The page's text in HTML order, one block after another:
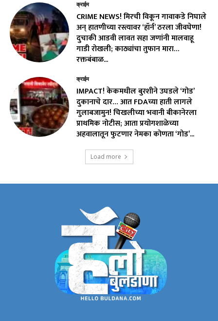
क्राईम
CRIME NEWS! मिरची विकून गावाकडे निघाले
अन् हातणीच्या रस्त्यावर ‘हॉर्न’ ठरला जीवघेणा!
दुचाकी आडवी लावत सहा जणांनी मालवाहू
गाडी रोखली; काठ्यांचा तुफान मारा…
रक्तबंबाळ...
क्राईम
IMPACT! केकमधील बुरशीने उघडले ‘गोड’
दुकानाचे दार… आत FDAच्या हाती लागले
गुलाबजामुन! चिखलीच्या भवानी बीकानेरला
प्राथमिक नोटीस; आता प्रयोगशाळेच्या
अहवालातून फुटणार नेमका कोणता ‘गोड’...
Load more